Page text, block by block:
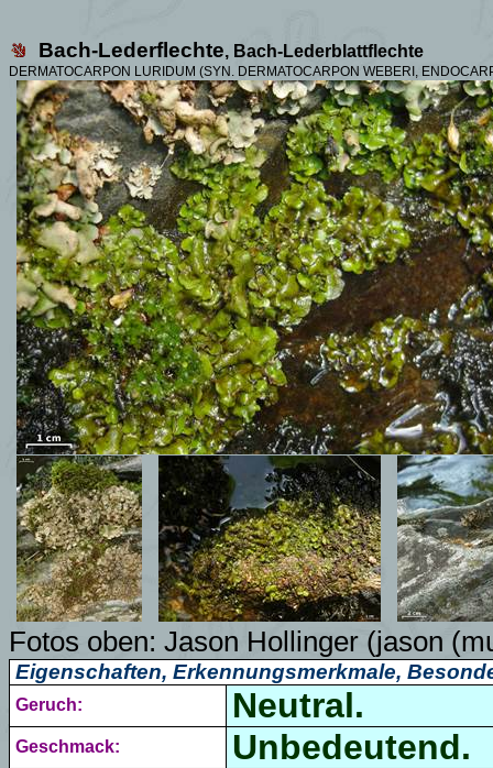
Bach-Lederflechte, Bach-Lederblattflechte
DERMATOCARPON LURIDUM (SYN. DERMATOCARPON WEBERI,
Fotos oben: Jason Hollinger (jason
Eigenschaften, Erkennungsmerkmale,
Geruch: Neutral.
Geschmack: Unbedeutend.